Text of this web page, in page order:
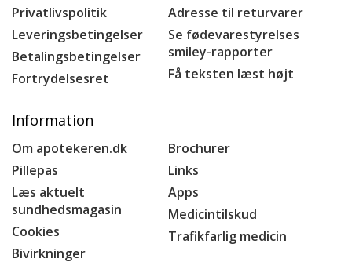
Privatlivspolitik
Leveringsbetingelser
Betalingsbetingelser
Fortrydelsesret
Adresse til returvarer
Se fødevarestyrelses
smiley-rapporter
Få teksten læst højt
Information
Om apotekeren.dk
Pillepas
Læs aktuelt
sundhedsmagasin
Cookies
Bivirkninger
Brochurer
Links
Apps
Medicintilskud
Trafikfarlig medicin